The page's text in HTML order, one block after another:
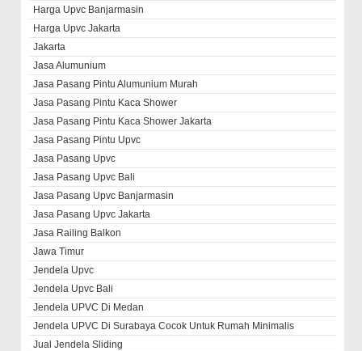
Harga Upvc Banjarmasin
Harga Upvc Jakarta
Jakarta
Jasa Alumunium
Jasa Pasang Pintu Alumunium Murah
Jasa Pasang Pintu Kaca Shower
Jasa Pasang Pintu Kaca Shower Jakarta
Jasa Pasang Pintu Upvc
Jasa Pasang Upvc
Jasa Pasang Upvc Bali
Jasa Pasang Upvc Banjarmasin
Jasa Pasang Upvc Jakarta
Jasa Railing Balkon
Jawa Timur
Jendela Upvc
Jendela Upvc Bali
Jendela UPVC Di Medan
Jendela UPVC Di Surabaya Cocok Untuk Rumah Minimalis
Jual Jendela Sliding